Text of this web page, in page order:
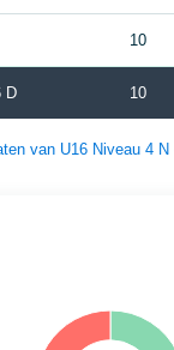
10
D 10
van U16 Niveau 4